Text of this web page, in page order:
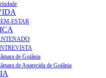
ESTAR
de Goiânia
de Aparecida de Goiânia